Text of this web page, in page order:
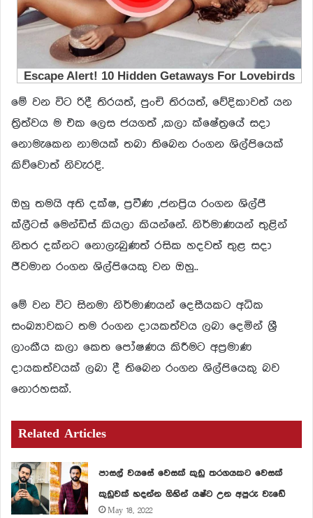
මේ වන විට රිදී තිරයත්, පුංචි තිරයත්, වේදිකාවත් යන
ත්‍රිත්වය ම එක ලෙස ජයගත් ,කලා ක්ෂේත්‍රයේ සදා
නොමැකෙන නාමයක් තබා තිබෙන රංගන ශිල්පියෙක්
කිව්වොත් නිවැරදි.
ඔහු තමයි අති දක්ෂ, ප්‍රවීණ ,ජනප්‍රිය රංගන ශිල්පී
ක්ලීටස් මෙන්ඩිස් කියලා කියන්නේ. නිර්මාණයන් තුළින්
නිතර දක්නට නොලැබුණත් රසික හදවත් තුළ සදා
ජීවමාන රංගන ශිල්පියෙකු වන ඔහු..
මේ වන විට සිනමා නිර්මාණයන් දෙසීයකට අධික
සංඛ්‍යාවකට තම රංගන දායකත්වය ලබා දෙමින් ශ්‍රී
ලාංකීය කලා කෙත පෝෂණය කිරීමට අප්‍රමාණ
දායකත්වයක් ලබා දී තිබෙන රංගන ශිල්පියෙකු බව
නොරහසක්.
Related Articles
පාසල් වයසේ වෙසක් කුඩු තරගයකට වෙසක්
කුඩුවක් හදන්න ගිහින් යෂ්ට උන අපුරු වැඩේ
May 18, 2022